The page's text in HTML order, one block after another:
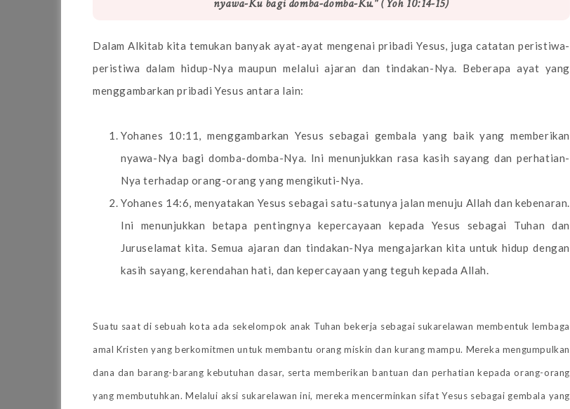
nyawa-Ku bagi domba-domba-Ku." (Yoh 10:14-15)
Dalam Alkitab kita temukan banyak ayat-ayat mengenai pribadi Yesus, juga catatan peristiwa-
peristiwa dalam hidup-Nya maupun melalui ajaran dan tindakan-Nya. Beberapa ayat yang
menggambarkan pribadi Yesus antara lain:
Yohanes 10:11, menggambarkan Yesus sebagai gembala yang baik yang memberikan
nyawa-Nya bagi domba-domba-Nya. Ini menunjukkan rasa kasih sayang dan perhatian-
Nya terhadap orang-orang yang mengikuti-Nya.
Yohanes 14:6, menyatakan Yesus sebagai satu-satunya jalan menuju Allah dan kebenaran.
Ini menunjukkan betapa pentingnya kepercayaan kepada Yesus sebagai Tuhan dan
Juruselamat kita. Semua ajaran dan tindakan-Nya mengajarkan kita untuk hidup dengan
kasih sayang, kerendahan hati, dan kepercayaan yang teguh kepada Allah.
Suatu saat di sebuah kota ada sekelompok anak Tuhan bekerja sebagai sukarelawan membentuk lembaga
amal Kristen yang berkomitmen untuk membantu orang miskin dan kurang mampu. Mereka mengumpulkan
dana dan barang-barang kebutuhan dasar, serta memberikan bantuan dan perhatian kepada orang-orang
yang membutuhkan. Melalui aksi sukarelawan ini, mereka mencerminkan sifat Yesus sebagai gembala yang